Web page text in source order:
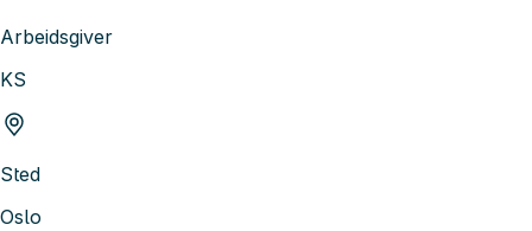
Arbeidsgiver
KS
Sted
Oslo